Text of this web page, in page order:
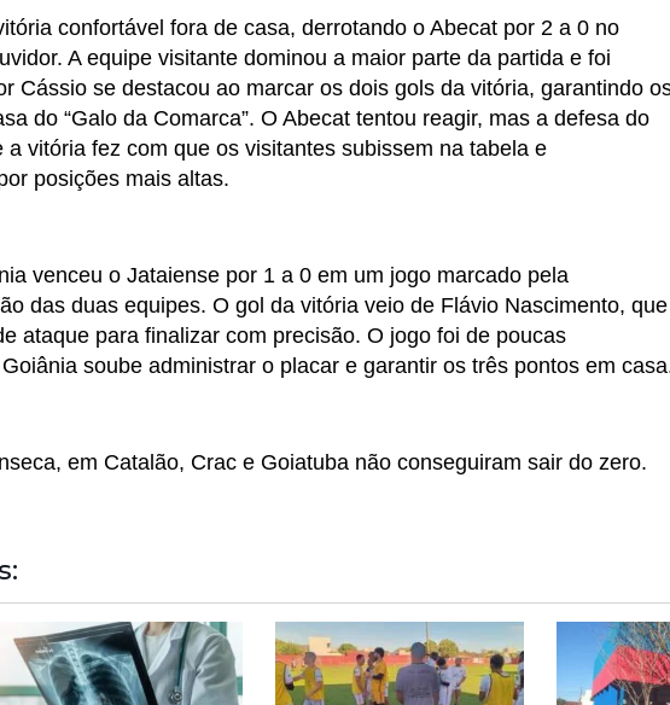
confortável fora de casa, derrotando o Abecat por 2 a 0 no
A equipe visitante dominou a maior parte da partida e foi
Cássio se destacou ao marcar os dois gols da vitória, garantindo
do “Galo da Comarca”. O Abecat tentou reagir, mas a defesa do
vitória fez com que os visitantes subissem na tabela e
posições mais altas.
venceu o Jataiense por 1 a 0 em um jogo marcado pela
das duas equipes. O gol da vitória veio de Flávio Nascimento, que
ataque para finalizar com precisão. O jogo foi de poucas
soube administrar o placar e garantir os três pontos em
em Catalão, Crac e Goiatuba não conseguiram sair do zero.